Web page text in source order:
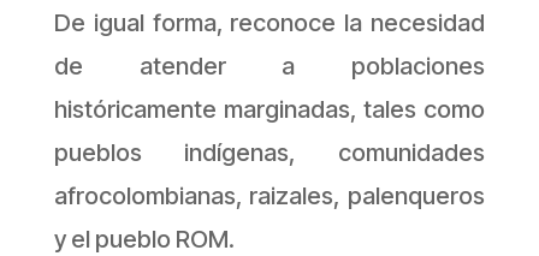
De igual forma, reconoce la necesidad
de atender a poblaciones
históricamente marginadas, tales como
pueblos indígenas, comunidades
afrocolombianas, raizales, palenqueros
y el pueblo ROM.